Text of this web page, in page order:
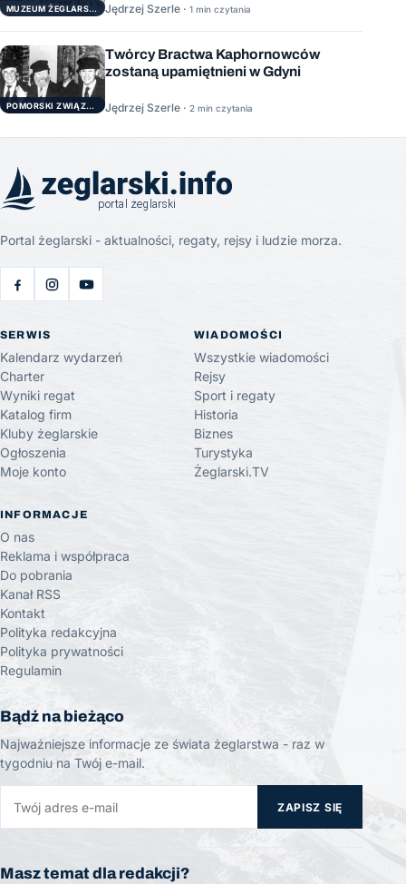
MUZEUM ŻEGLARSTWA POMORSKIEGO Jędrzej Szerle · 1 min czytania
POMORSKI ZWIĄZEK ŻEGLARSKI
Twórcy Bractwa Kaphornowców
zostaną upamiętnieni w Gdyni
Jędrzej Szerle · 2 min czytania
Portal żeglarski - aktualności, regaty, rejsy i ludzie morza.
SERWIS
Kalendarz wydarzeń
Charter
Wyniki regat
Katalog firm
Kluby żeglarskie
Ogłoszenia
Moje konto
WIADOMOŚCI
Wszystkie wiadomości
Rejsy
Sport i regaty
Historia
Biznes
Turystyka
Żeglarski.TV
INFORMACJE
O nas
Reklama i współpraca
Do pobrania
Kanał RSS
Kontakt
Polityka redakcyjna
Polityka prywatności
Regulamin
Bądź na bieżąco
Najważniejsze informacje ze świata żeglarstwa - raz w
tygodniu na Twój e-mail.
ZAPISZ SIĘ
Masz temat dla redakcji?